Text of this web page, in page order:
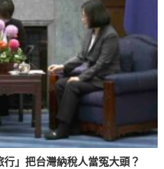
」把台灣納稅人當冤大頭？